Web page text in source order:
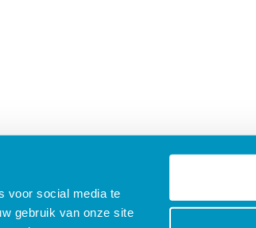
voor social media te
gebruik van onze site